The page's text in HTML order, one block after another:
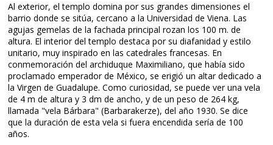
Al exterior, el templo domina por sus grandes dimensiones el
barrio donde se sitúa, cercano a la Universidad de Viena. Las
agujas gemelas de la fachada principal rozan los 100 m. de
altura. El interior del templo destaca por su diafanidad y estilo
unitario, muy inspirado en las catedrales francesas. En
conmemoración del archiduque Maximiliano, que había sido
proclamado emperador de México, se erigió un altar dedicado a
la Virgen de Guadalupe. Como curiosidad, se puede ver una vela
de 4 m de altura y 3 dm de ancho, y de un peso de 264 kg,
llamada "vela Bárbara" (Barbarakerze), del año 1930. Se dice
que la duración de esta vela si fuera encendida sería de 100
años.